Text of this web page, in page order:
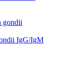
IgG/IgM